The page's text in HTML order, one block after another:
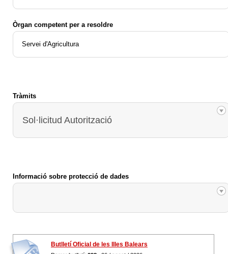
Òrgan competent per a resoldre
Servei d'Agricultura
Tràmits
Sol·licitud Autorització
Informació sobre protecció de dades
Butlletí Oficial de les Illes Balears